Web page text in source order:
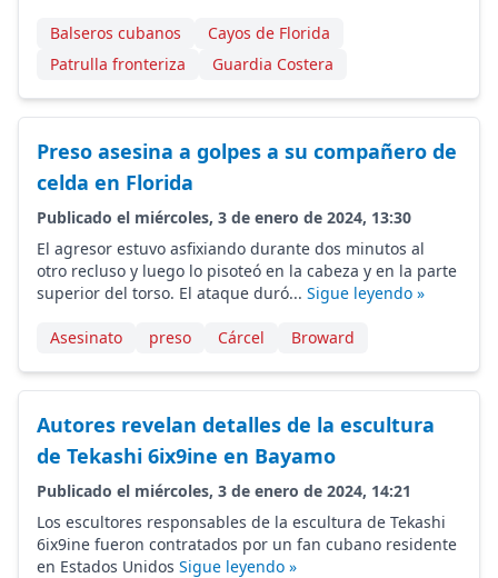
Balseros cubanos
Cayos de Florida
Patrulla fronteriza
Guardia Costera
Preso asesina a golpes a su compañero de
celda en Florida
Publicado el miércoles, 3 de enero de 2024, 13:30
El agresor estuvo asfixiando durante dos minutos al
otro recluso y luego lo pisoteó en la cabeza y en la parte
superior del torso. El ataque duró... Sigue leyendo »
Asesinato preso Cárcel Broward
Autores revelan detalles de la escultura
de Tekashi 6ix9ine en Bayamo
Publicado el miércoles, 3 de enero de 2024, 14:21
Los escultores responsables de la escultura de Tekashi
6ix9ine fueron contratados por un fan cubano residente
en Estados Unidos Sigue leyendo »